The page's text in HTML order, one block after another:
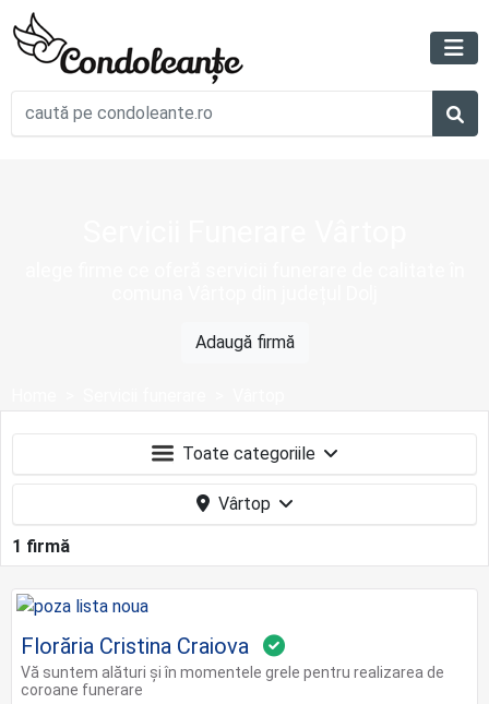
Adaugă firmă
1 firmă
Florăria Cristina Craiova
Vă suntem alături și în momentele grele pentru realizarea de
coroane funerare